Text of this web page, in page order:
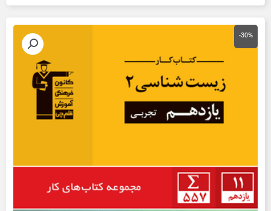
a
m
-30%